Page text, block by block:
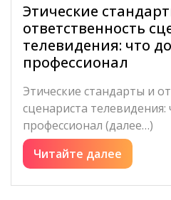
Этические
ответственность
телевидения: что
профессионал
Этические стандарты и
сценариста
профессионал (далее…)
Читайте далее